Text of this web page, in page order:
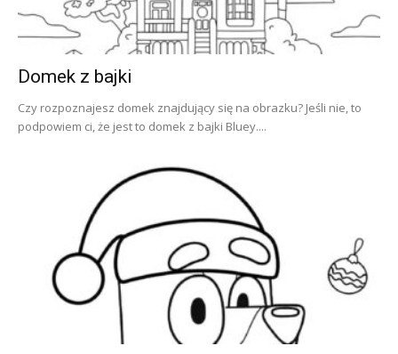
Domek z bajki
Czy rozpoznajesz domek znajdujący się na obrazku? Jeśli nie, to
podpowiem ci, że jest to domek z bajki Bluey....